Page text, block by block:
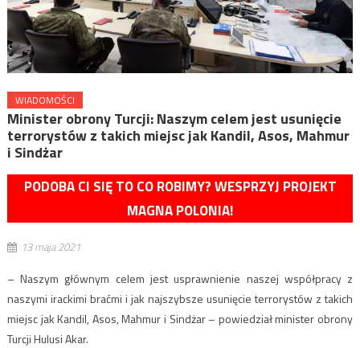
WIADOMOŚCI
Minister obrony Turcji: Naszym celem jest usunięcie
terrorystów z takich miejsc jak Kandil, Asos, Mahmur
i Sindżar
PODOBA CI SIĘ TO CO ROBIMY? WESPRZYJ PROJEKT
MAGNA POLONIA!
13 maja 2021
– Naszym głównym celem jest usprawnienie naszej współpracy z
naszymi irackimi braćmi i jak najszybsze usunięcie terrorystów z takich
miejsc jak Kandil, Asos, Mahmur i Sindżar – powiedział minister obrony
Turcji Hulusi Akar.